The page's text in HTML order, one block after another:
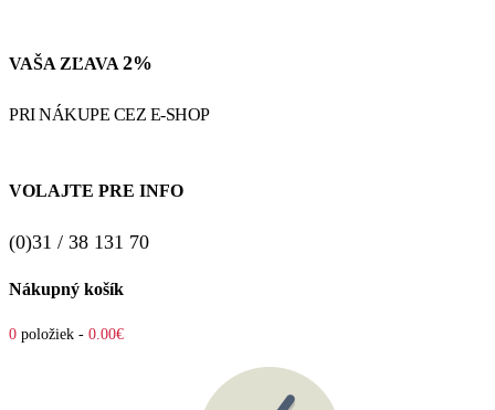
VAŠA ZĽAVA 2%
PRI NÁKUPE CEZ E-SHOP
VOLAJTE PRE INFO
(0)31 / 38 131 70
Nákupný košík
0 položiek - 0.00€